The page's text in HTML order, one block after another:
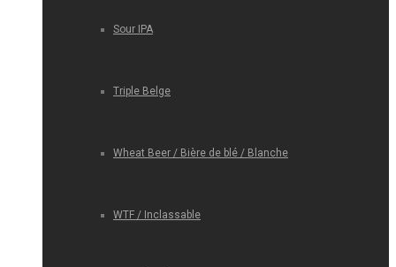
Sour IPA
Triple Belge
Wheat Beer / Bière de blé / Blanche
WTF / Inclassable